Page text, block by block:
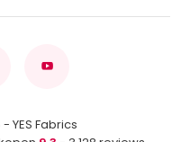
YES Fabrics